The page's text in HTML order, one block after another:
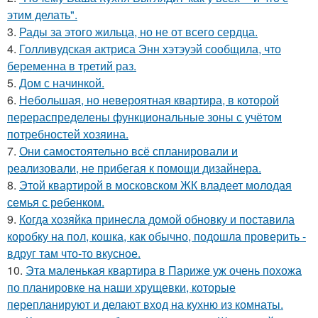
этим делать".
3. Рады за этого жильца, но не от всего сердца.
4. Голливудская актриса Энн хэтэуэй сообщила, что
беременна в третий раз.
5. Дом с начинкой.
6. Небольшая, но невероятная квартира, в которой
перераспределены функциональные зоны с учётом
потребностей хозяина.
7. Они самостоятельно всё спланировали и
реализовали, не прибегая к помощи дизайнера.
8. Этой квартирой в московском ЖК владеет молодая
семья с ребенком.
9. Когда хозяйка принесла домой обновку и поставила
коробку на пол, кошка, как обычно, подошла проверить -
вдруг там что-то вкусное.
10. Эта маленькая квартира в Париже уж очень похожа
по планировке на наши хрущевки, которые
перепланируют и делают вход на кухню из комнаты.